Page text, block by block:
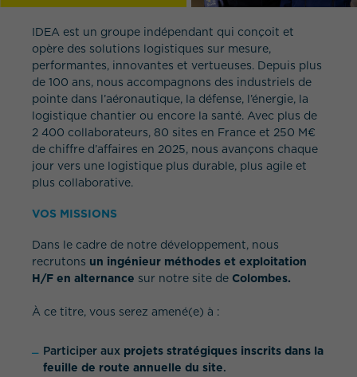
IDEA est un groupe indépendant qui conçoit et
opère des solutions logistiques sur mesure,
performantes, innovantes et vertueuses. Depuis plus
de 100 ans, nous accompagnons des industriels de
pointe dans l’aéronautique, la défense, l’énergie, la
logistique chantier ou encore la santé. Avec plus de
2 400 collaborateurs, 80 sites en France et 250 M€
de chiffre d’affaires en 2025, nous avançons chaque
jour vers une logistique plus durable, plus agile et
plus collaborative.
VOS MISSIONS
Dans le cadre de notre développement, nous
recrutons un ingénieur méthodes et exploitation
H/F en alternance sur notre site de Colombes.
À ce titre, vous serez amené(e) à :
Participer aux projets stratégiques inscrits dans la
feuille de route annuelle du site.